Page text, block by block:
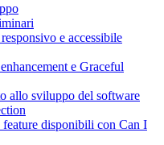
e accessibile
e Graceful
allo sviluppo del software
disponibili con Can I